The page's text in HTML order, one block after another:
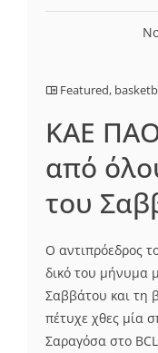
Featured,
ΚΑΕ
από
του
Ο αντιπρόεδρος
δικό του μήνυμα
Σαββάτου και τη
πέτυχε χθες μία
Σαραγόσα στο